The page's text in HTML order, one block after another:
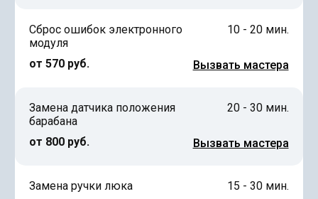
Сброс ошибок электронного
модуля
от 570 руб.
10 - 20 мин.
Вызвать мастера
Замена датчика положения
барабана
от 800 руб.
20 - 30 мин.
Вызвать мастера
Замена ручки люка
15 - 30 мин.